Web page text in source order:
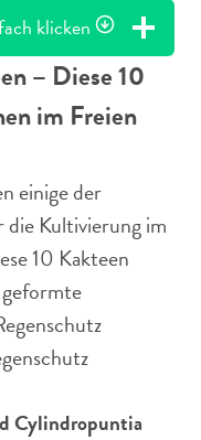
klicken
– Diese 10
im Freien
einige der
Kultivierung im
10 Kakteen
Cylindropuntia